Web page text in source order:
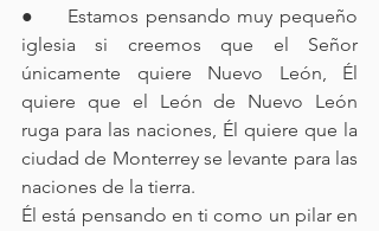
●     Estamos pensando muy pequeño
iglesia si creemos que el Señor
únicamente quiere Nuevo León, Él
quiere que el León de Nuevo León
ruga para las naciones, Él quiere que la
ciudad de Monterrey se levante para las
naciones de la tierra.
Él está pensando en ti como un pilar en